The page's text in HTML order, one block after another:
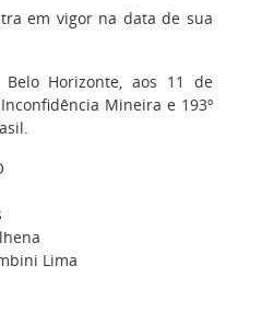
em vigor na data de sua
Belo Horizonte, aos 11 de
Mineira e 193º
Lima